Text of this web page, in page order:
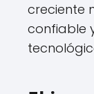
creciente
confiable